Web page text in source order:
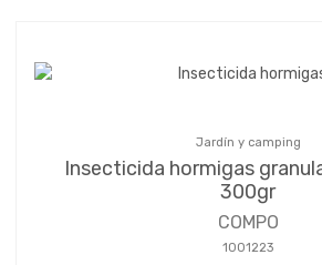
Jardín y camping
Insecticida hormigas
300gr
COMPO
1001223